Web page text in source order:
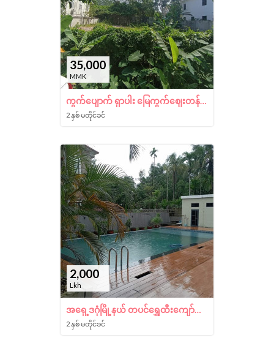
35,000
MMK
ကွက်ပျောက် ရှာပါး မြေကွက်ဈေးတန်လေးရမယ်
2 နှစ် မတိုင်ခင်
2,000
Lkh
အရှေ့ဒဂုံမြို့နယ် တပင်ရွှေထီးကျော်ကပ် အိမ် နဲ့ ခြံ အရောင်း
2 နှစ် မတိုင်ခင်